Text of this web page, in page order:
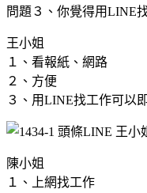
問題３、你覺得用LINE
王小姐
１、看報紙、網路
２、方便
３、用LINE找工作可以
陳小姐
１、上網找工作